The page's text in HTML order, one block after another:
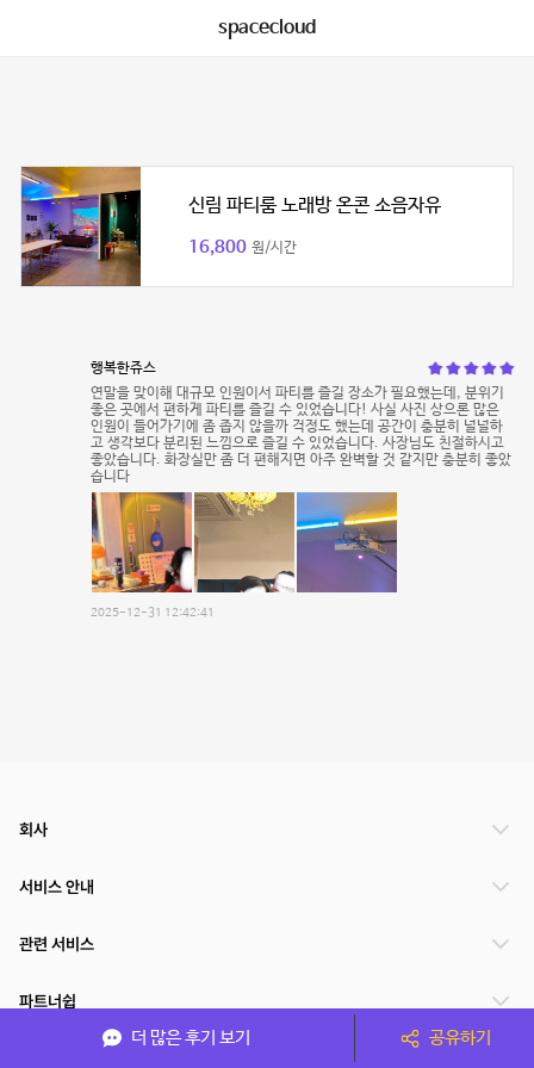
spacecloud
신림 파티룸 노래방 온콘 소음자유
16,800 원/시간
행복한쥬스
연말을 맞이해 대규모 인원이서 파티를 즐길 장소가 필요했는데, 분위기
좋은 곳에서 편하게 파티를 즐길 수 있었습니다! 사실 사진 상으론 많은
인원이 들어가기에 좀 좁지 않을까 걱정도 했는데 공간이 충분히 널널하
고 생각보다 분리된 느낌으로 즐길 수 있었습니다. 사장님도 친절하시고
좋았습니다. 화장실만 좀 더 편해지면 아주 완벽할 것 같지만 충분히 좋았
습니다
2025-12-31 12:42:41
더 많은 후기 보기 공유하기
회사
서비스 안내
관련 서비스
파트너쉽